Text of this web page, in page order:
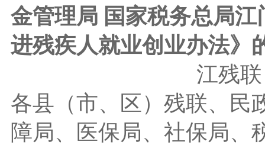
金管理局 国家税务总局江
进残疾人就业创业办法》
江残
各县（市、区）残联、民
障局、医保局、社保局、